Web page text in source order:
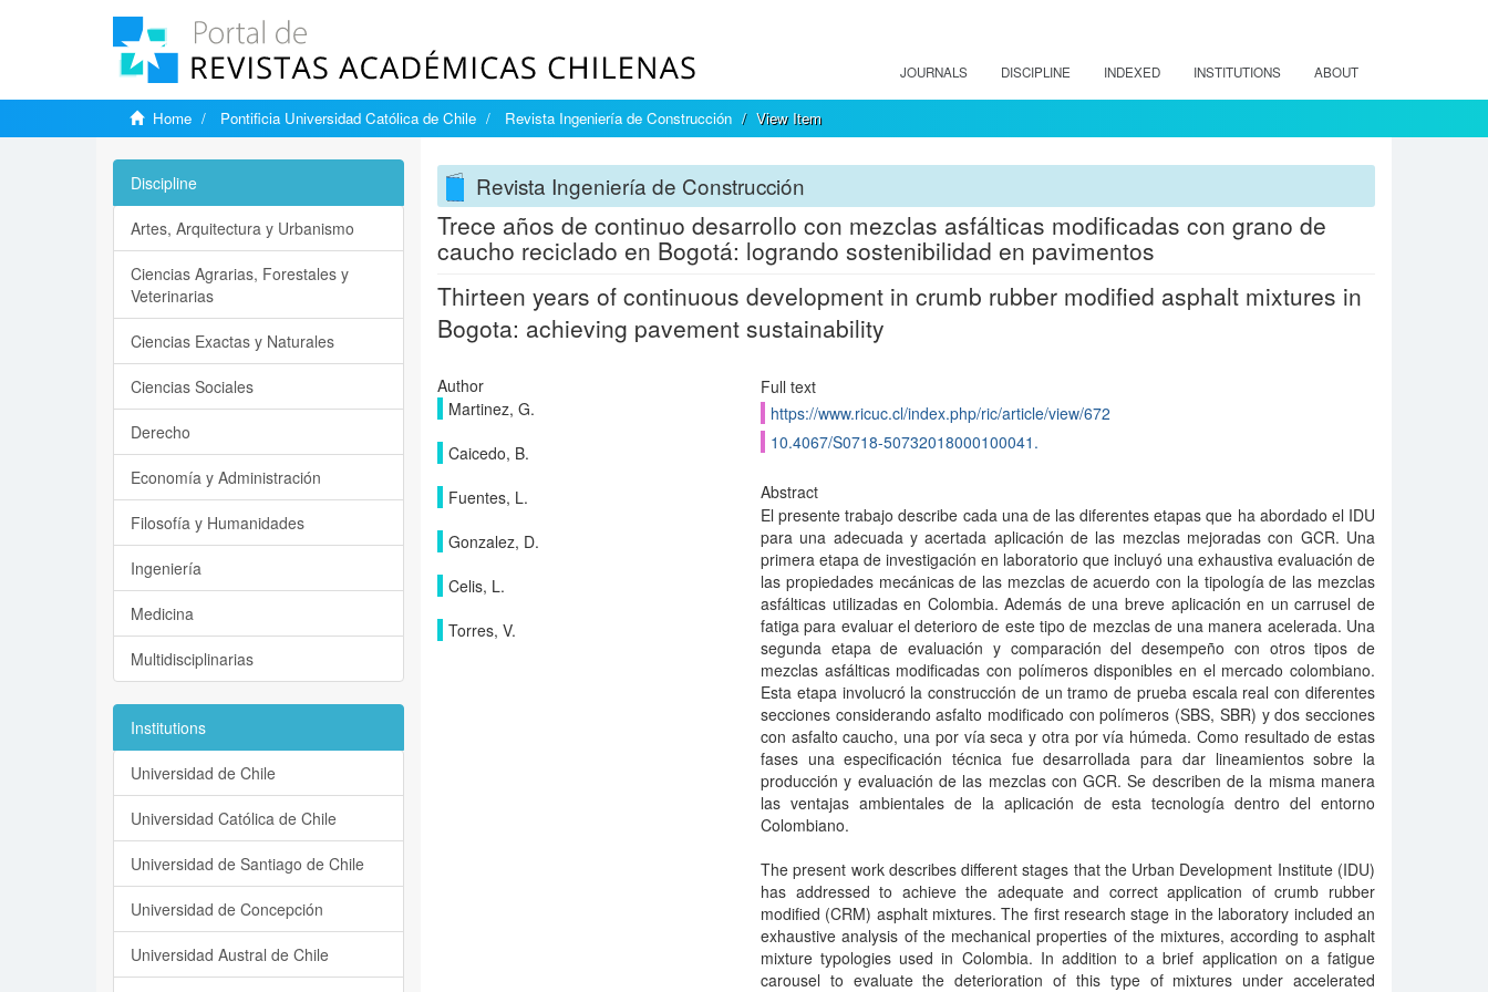
JOURNALS DISCIPLINE INDEXED INSTITUTIONS ABOUT
Home Pontificia Universidad Católica de Chile Revista Ingeniería de Construcción View Item
Revista Ingeniería de Construcción
Trece años de continuo desarrollo con mezclas asfálticas modificadas con grano de
caucho reciclado en Bogotá: logrando sostenibilidad en pavimentos
Thirteen years of continuous development in crumb rubber modified asphalt mixtures in
Bogota: achieving pavement sustainability
Author
Martinez, G.
Caicedo, B.
Fuentes, L.
Gonzalez, D.
Celis, L.
Torres, V.
Full text
https://www.ricuc.cl/index.php/ric/article/view/672
10.4067/S0718-50732018000100041.
Abstract
El presente trabajo describe cada una de las diferentes etapas que ha abordado el IDU
para una adecuada y acertada aplicación de las mezclas mejoradas con GCR. Una
primera etapa de investigación en laboratorio que incluyó una exhaustiva evaluación de
las propiedades mecánicas de las mezclas de acuerdo con la tipología de las mezclas
asfálticas utilizadas en Colombia. Además de una breve aplicación en un carrusel de
fatiga para evaluar el deterioro de este tipo de mezclas de una manera acelerada. Una
segunda etapa de evaluación y comparación del desempeño con otros tipos de
mezclas asfálticas modificadas con polímeros disponibles en el mercado colombiano.
Esta etapa involucró la construcción de un tramo de prueba escala real con diferentes
secciones considerando asfalto modificado con polímeros (SBS, SBR) y dos secciones
con asfalto caucho, una por vía seca y otra por vía húmeda. Como resultado de estas
fases una especificación técnica fue desarrollada para dar lineamientos sobre la
producción y evaluación de las mezclas con GCR. Se describen de la misma manera
las ventajas ambientales de la aplicación de esta tecnología dentro del entorno
Colombiano.
The present work describes different stages that the Urban Development Institute (IDU)
has addressed to achieve the adequate and correct application of crumb rubber
modified (CRM) asphalt mixtures. The first research stage in the laboratory included an
exhaustive analysis of the mechanical properties of the mixtures, according to asphalt
mixture typologies used in Colombia. In addition to a brief application on a fatigue
carousel to evaluate the deterioration of this type of mixtures under accelerated
Discipline
Artes, Arquitectura y Urbanismo
Ciencias Agrarias, Forestales y
Veterinarias
Ciencias Exactas y Naturales
Ciencias Sociales
Derecho
Economía y Administración
Filosofía y Humanidades
Ingeniería
Medicina
Multidisciplinarias
Institutions
Universidad de Chile
Universidad Católica de Chile
Universidad de Santiago de Chile
Universidad de Concepción
Universidad Austral de Chile